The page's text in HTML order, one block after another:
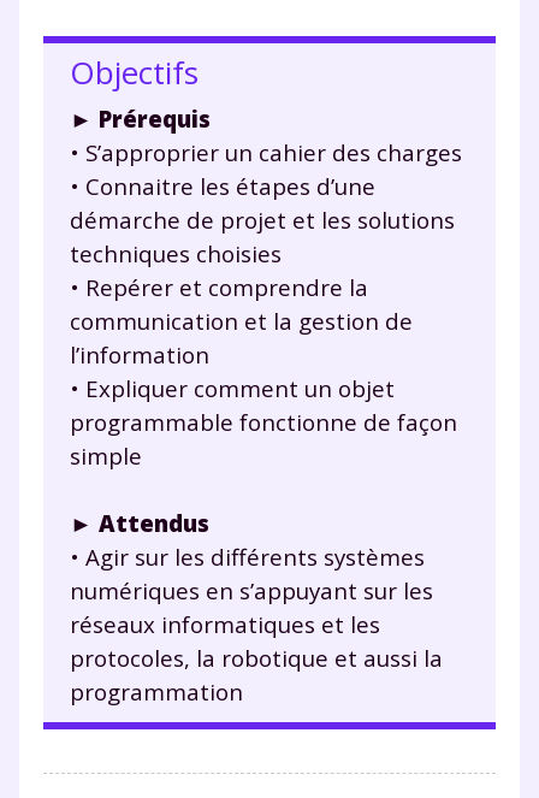
Objectifs
► Prérequis
• S’approprier un cahier des charges
• Connaitre les étapes d’une
démarche de projet et les solutions
techniques choisies
• Repérer et comprendre la
communication et la gestion de
l’information
• Expliquer comment un objet
programmable fonctionne de façon
simple
► Attendus
• Agir sur les différents systèmes
numériques en s’appuyant sur les
réseaux informatiques et les
protocoles, la robotique et aussi la
programmation